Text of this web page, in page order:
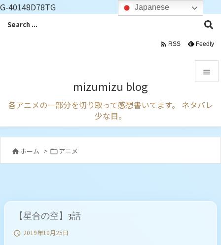
G-40148D78TG
mizumizu blog
各アニメの一部分を切り取って感想書いてます。 ネタバレ
少な目。

メニュ
前へ
 RSS Feedly
 ホーム > アニメ
【星合の空】3話
 2019年10月25日
Japanese